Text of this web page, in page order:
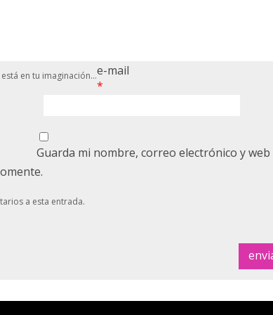
en tu imaginación...e-mail
*
Guarda mi nombre, correo electrónico y web
a esta entrada.